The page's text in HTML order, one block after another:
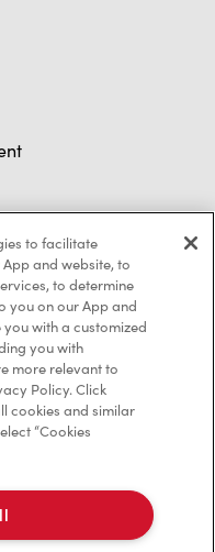
to facilitate
and website, to
to determine
you on our App and
with a customized
you with
more relevant to
Policy. Click
cookies and similar
“Cookies